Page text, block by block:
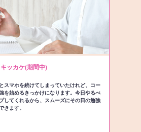
ッカケ(期間中)
スマホを続けてしまっていたけれど、コー
を始めるきっかけになります。今日やるべ
してくれるから、スムーズにその日の勉強
きます。